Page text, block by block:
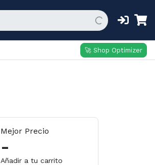
🚀 Shop Optimizer
Mejor Precio
-
Añadir a tu carrito